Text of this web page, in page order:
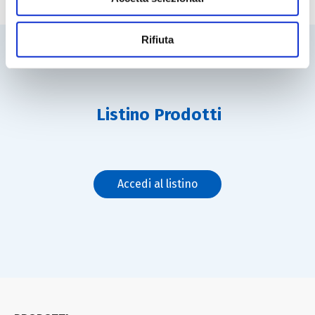
dalla Dichiarazione sui cookie.
Utilizziamo cookie tecnici sempre attivi e necessari al
funzionamento del sito web, nonché cookie analitici non
anonimi e di profilazione, anche di terza parte, per
pubblicità, anche personalizzata. Per accettare i cookie
analitici e di profilazione, clicca su «Accetta tutti». Per
«RIFIUTA»; in questo caso, la navigazione proseguirà
esclusivamente con i cookie tecnici. Per maggiori
Rifiuta
Listino Prodotti
Accedi al listino